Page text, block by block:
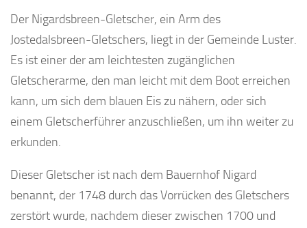
Der Nigardsbreen-Gletscher, ein Arm des
Jostedalsbreen-Gletschers, liegt in der Gemeinde Luster.
Es ist einer der am leichtesten zugänglichen
Gletscherarme, den man leicht mit dem Boot erreichen
kann, um sich dem blauen Eis zu nähern, oder sich
einem Gletscherführer anzuschließen, um ihn weiter zu
erkunden.
Dieser Gletscher ist nach dem Bauernhof Nigard
benannt, der 1748 durch das Vorrücken des Gletschers
zerstört wurde, nachdem dieser zwischen 1700 und